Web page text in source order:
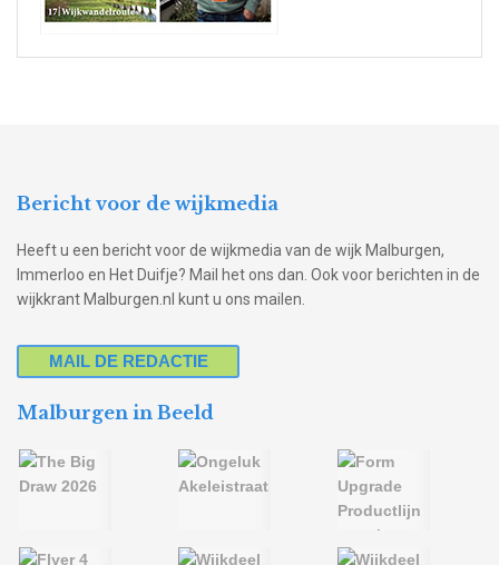
Bericht voor de wijkmedia
Heeft u een bericht voor de wijkmedia van de wijk Malburgen,
Immerloo en Het Duifje? Mail het ons dan. Ook voor berichten in de
wijkkrant Malburgen.nl kunt u ons mailen.
MAIL DE REDACTIE
Malburgen in Beeld